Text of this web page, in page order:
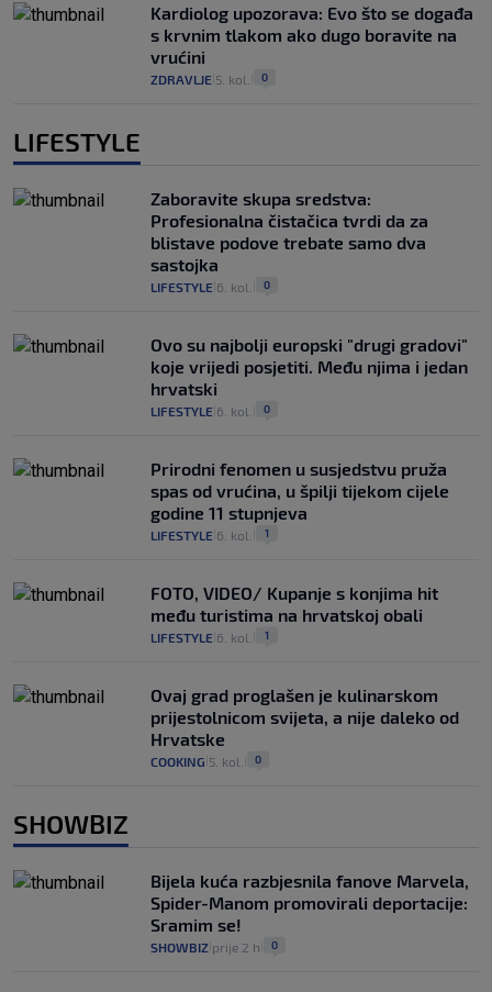
Kardiolog upozorava: Evo što se događa
s krvnim tlakom ako dugo boravite na
vrućini
ZDRAVLJE 5. kol. 0
LIFESTYLE
Zaboravite skupa sredstva:
Profesionalna čistačica tvrdi da za
blistave podove trebate samo dva
sastojka
LIFESTYLE 6. kol. 0
Ovo su najbolji europski "drugi gradovi"
koje vrijedi posjetiti. Među njima i jedan
hrvatski
LIFESTYLE 6. kol. 0
Prirodni fenomen u susjedstvu pruža
spas od vrućina, u špilji tijekom cijele
godine 11 stupnjeva
LIFESTYLE 6. kol. 1
FOTO, VIDEO/ Kupanje s konjima hit
među turistima na hrvatskoj obali
LIFESTYLE 6. kol. 1
Ovaj grad proglašen je kulinarskom
prijestolnicom svijeta, a nije daleko od
Hrvatske
COOKING 5. kol. 0
SHOWBIZ
Bijela kuća razbjesnila fanove Marvela,
Spider-Manom promovirali deportacije:
Sramim se!
SHOWBIZ prije 2 h 0